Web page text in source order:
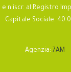
n.iscr. al Registro
Capitale Sociale:
Agenzia: 7AM